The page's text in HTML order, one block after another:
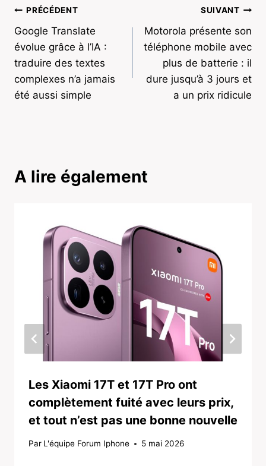
Navigation
de
l’article
PRÉCÉDENT
Google Translate
évolue grâce à l’IA :
traduire des textes
complexes n’a jamais
été aussi simple
SUIVANT
Motorola présente son
téléphone mobile avec
plus de batterie : il
dure jusqu’à 3 jours et
a un prix ridicule
A lire également
Les Xiaomi 17T et 17T Pro ont
complètement fuité avec leurs prix,
et tout n’est pas une bonne nouvelle
Par L'équipe Forum Iphone 5 mai 2026